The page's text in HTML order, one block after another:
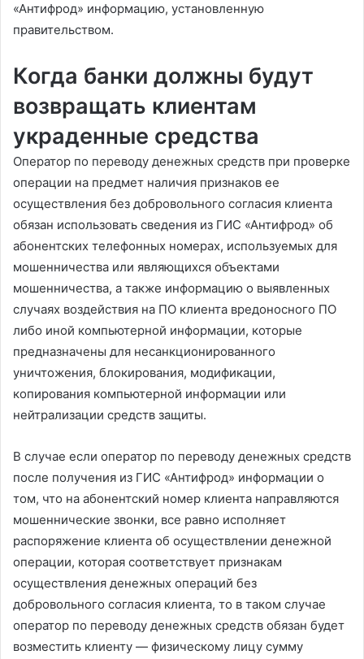
«Антифрод» информацию, установленную
правительством.
Когда банки должны будут
возвращать клиентам
украденные средства
Оператор по переводу денежных средств при проверке
операции на предмет наличия признаков ее
осуществления без добровольного согласия клиента
обязан использовать сведения из ГИС «Антифрод» об
абонентских телефонных номерах, используемых для
мошенничества или являющихся объектами
мошенничества, а также информацию о выявленных
случаях воздействия на ПО клиента вредоносного ПО
либо иной компьютерной информации, которые
предназначены для несанкционированного
уничтожения, блокирования, модификации,
копирования компьютерной информации или
нейтрализации средств защиты.
В случае если оператор по переводу денежных средств
после получения из ГИС «Антифрод» информации о
том, что на абонентский номер клиента направляются
мошеннические звонки, все равно исполняет
распоряжение клиента об осуществлении денежной
операции, которая соответствует признакам
осуществления денежных операций без
добровольного согласия клиента, то в таком случае
оператор по переводу денежных средств обязан будет
возместить клиенту — физическому лицу сумму